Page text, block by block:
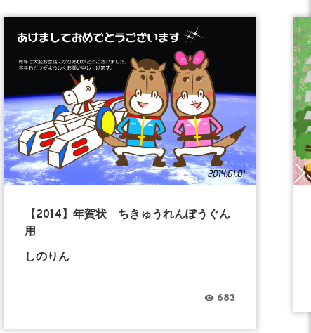
【2014】年賀状 ちきゅうれんぽうぐん
用
しのりん
683